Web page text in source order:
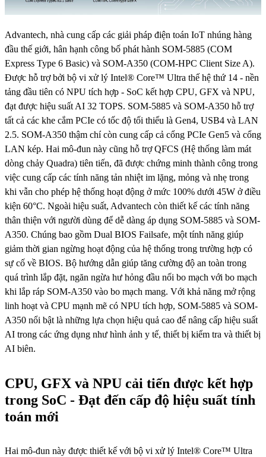
Advantech, nhà cung cấp các giải pháp điện toán IoT nhúng hàng
đầu thế giới, hân hạnh công bố phát hành SOM-5885 (COM
Express Type 6 Basic) và SOM-A350 (COM-HPC Client Size A).
Được hỗ trợ bởi bộ vi xử lý Intel® Core™ Ultra thế hệ thứ 14 - nền
tảng đầu tiên có NPU tích hợp - SoC kết hợp CPU, GFX và NPU,
đạt được hiệu suất AI 32 TOPS. SOM-5885 và SOM-A350 hỗ trợ
tất cả các khe cắm PCIe có tốc độ tối thiểu là Gen4, USB4 và LAN
2.5. SOM-A350 thậm chí còn cung cấp cả cổng PCIe Gen5 và cổng
LAN kép. Hai mô-đun này cũng hỗ trợ QFCS (Hệ thống làm mát
dòng chảy Quadra) tiên tiến, đã được chứng minh thành công trong
việc cung cấp các tính năng tản nhiệt im lặng, mỏng và nhẹ trong
khi vẫn cho phép hệ thống hoạt động ở mức 100% dưới 45W ở điều
kiện 60°C. Ngoài hiệu suất, Advantech còn thiết kế các tính năng
thân thiện với người dùng để dễ dàng áp dụng SOM-5885 và SOM-
A350. Chúng bao gồm Dual BIOS Failsafe, một tính năng giúp
giảm thời gian ngừng hoạt động của hệ thống trong trường hợp có
sự cố về BIOS. Bộ hướng dẫn giúp tăng cường độ an toàn trong
quá trình lắp đặt, ngăn ngừa hư hỏng đầu nối bo mạch với bo mạch
khi lắp ráp SOM-A350 vào bo mạch mang. Với khả năng mở rộng
linh hoạt và CPU mạnh mẽ có NPU tích hợp, SOM-5885 và SOM-
A350 nổi bật là những lựa chọn hiệu quả cao để nâng cấp hiệu suất
AI trong các ứng dụng như hình ảnh y tế, thiết bị kiểm tra và thiết bị
AI biên.
CPU, GFX và NPU cải tiến được kết hợp
trong SoC - Đạt đến cấp độ hiệu suất tính
toán mới
Hai mô-đun này được thiết kế với bộ vi xử lý Intel® Core™ Ultra